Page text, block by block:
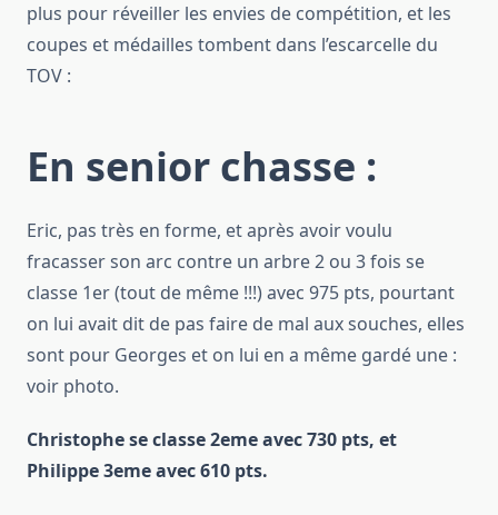
plus pour réveiller les envies de compétition, et les
coupes et médailles tombent dans l’escarcelle du
TOV :
En senior chasse :
Eric, pas très en forme, et après avoir voulu
fracasser son arc contre un arbre 2 ou 3 fois se
classe 1er (tout de même !!!) avec 975 pts, pourtant
on lui avait dit de pas faire de mal aux souches, elles
sont pour Georges et on lui en a même gardé une :
voir photo.
Christophe se classe 2eme avec 730 pts, et
Philippe 3eme avec 610 pts.